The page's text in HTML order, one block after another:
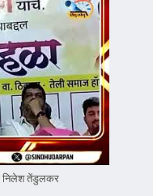
- निलेश तेंडुलकर